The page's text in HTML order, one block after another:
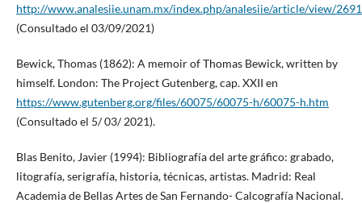
http://www.analesiie.unam.mx/index.php/analesiie/article/view/2691
(Consultado el 03/09/2021)
Bewick, Thomas (1862): A memoir of Thomas Bewick, written by
himself. London: The Project Gutenberg, cap. XXII en
https://www.gutenberg.org/files/60075/60075-h/60075-h.htm
(Consultado el 5/ 03/ 2021).
Blas Benito, Javier (1994): Bibliografía del arte gráfico: grabado,
litografía, serigrafía, historia, técnicas, artistas. Madrid: Real
Academia de Bellas Artes de San Fernando- Calcografía Nacional.